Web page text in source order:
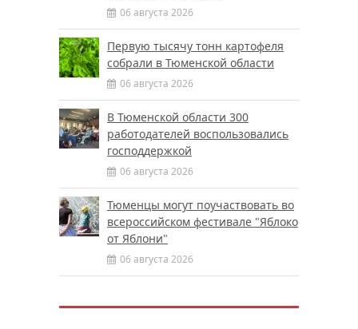
06 августа 2026
Первую тысячу тонн картофеля
собрали в Тюменской области
06 августа 2026
В Тюменской области 300
работодателей воспользовались
господдержкой
06 августа 2026
Тюменцы могут поучаствовать во
всероссийском фестивале "Яблоко
от Яблони"
06 августа 2026